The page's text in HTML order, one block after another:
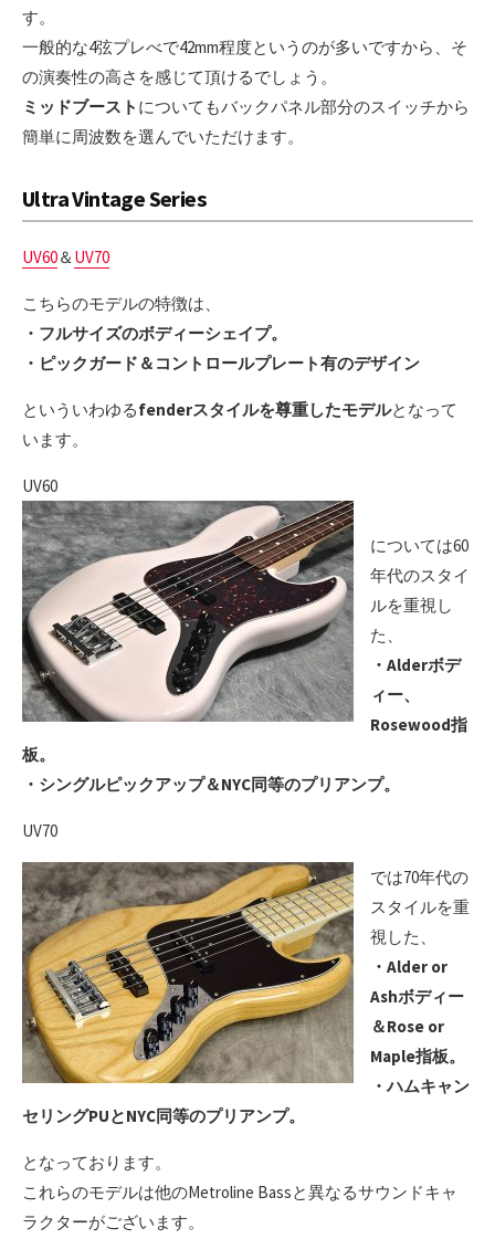
す。
一般的な4弦プレべで42mm程度というのが多いですから、そ
の演奏性の高さを感じて頂けるでしょう。
ミッドブースト についてもバックパネル部分のスイッチから
簡単に周波数を選んでいただけます。
Ultra Vintage Series
UV60＆UV70
こちらのモデルの特徴は、
・フルサイズのボディーシェイプ。
・ピックガード＆コントロールプレート有のデザイン
といういわゆるfenderスタイルを尊重したモデルとなって
います。
UV60
については60
年代のスタイ
ルを重視し
た、
・Alderボデ
ィー、
Rosewood指
板。
・シングルピックアップ＆NYC同等のプリアンプ。
UV70
では70年代の
スタイルを重
視した、
・Alder or
Ashボディー
＆Rose or
Maple指板。
・ハムキャン
セリングPUとNYC同等のプリアンプ。
となっております。
これらのモデルは他のMetroline Bassと異なるサウンドキャ
ラクターがございます。